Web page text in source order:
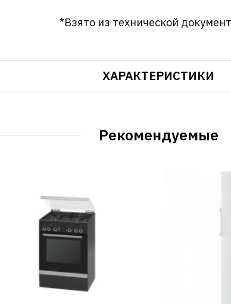
*Взято из технической
ХАРАКТЕРИСТИКИ
Рекомендуемые